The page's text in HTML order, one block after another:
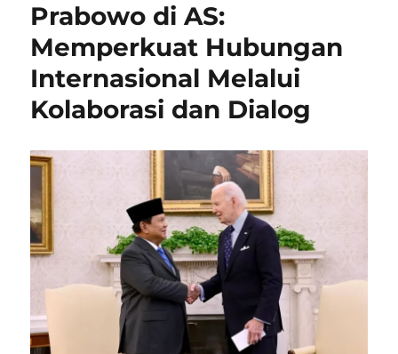
Prabowo di AS:
Memperkuat Hubungan
Internasional Melalui
Kolaborasi dan Dialog